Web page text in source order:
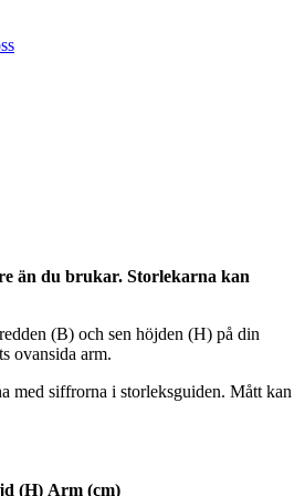
än du brukar. Storlekarna kan
(B) och sen höjden (H) på din
ovansida arm.
med siffrorna i storleksguiden. Mått kan
(H) Arm (cm)